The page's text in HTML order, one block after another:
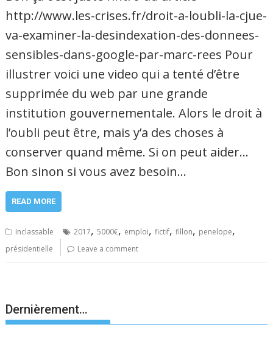
http://www.les-crises.fr/droit-a-loubli-la-cjue-
va-examiner-la-desindexation-des-donnees-
sensibles-dans-google-par-marc-rees Pour
illustrer voici une video qui a tenté d’être
supprimée du web par une grande
institution gouvernementale. Alors le droit à
l’oubli peut être, mais y’a des choses à
conserver quand même. Si on peut aider…
Bon sinon si vous avez besoin…
READ MORE
Inclassable 2017,5000€, emploi,fictif,fillon, penelope,
présidentielle Leave a comment
Dernièrement…